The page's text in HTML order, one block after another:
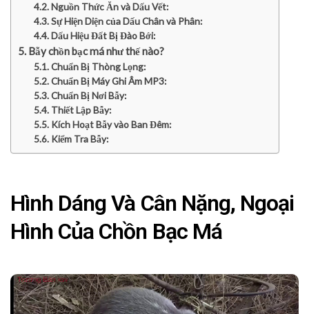
Nguồn Thức Ăn và Dấu Vết:
Sự Hiện Diện của Dấu Chân và Phân:
Dấu Hiệu Đất Bị Đào Bới:
Bẫy chồn bạc má như thế nào?
Chuẩn Bị Thòng Lọng:
Chuẩn Bị Máy Ghi Âm MP3:
Chuẩn Bị Nơi Bẫy:
Thiết Lập Bẫy:
Kích Hoạt Bẫy vào Ban Đêm:
Kiểm Tra Bẫy:
Hình Dáng Và Cân Nặng, Ngoại
Hình Của Chồn Bạc Má